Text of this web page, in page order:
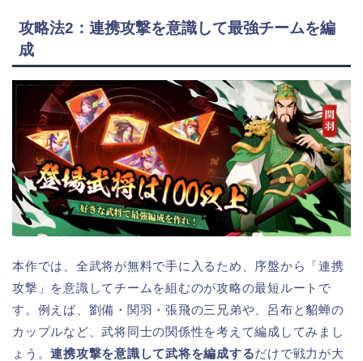
攻略法2：連携攻撃を意識して最強チームを編
成
本作では、全武将が無料で手に入るため、序盤から「連携
攻撃」を意識してチームを組むのが攻略の最短ルートで
す。例えば、劉備・関羽・張飛の三兄弟や、呂布と貂蝉の
カップルなど、武将同士の関係性を考えて編成してみまし
ょう。連携攻撃を意識して武将を編成するだけで戦力が大